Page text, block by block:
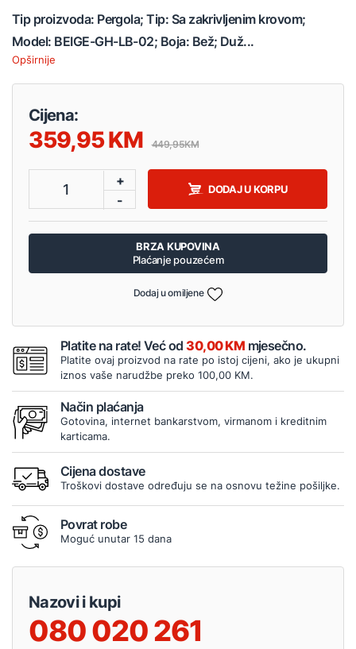
Tip proizvoda: Pergola; Tip: Sa zakrivljenim krovom;
Model: BEIGE-GH-LB-02; Boja: Bež; Duž...
Opširnije
Cijena:
359,95 449,95
1
+
-
DODAJ U KORPU
BRZA KUPOVINA
Plaćanje pouzećem
Dodaj u omiljene
Platite na rate! Već od30,00 KM mjesečno.
Platite ovaj proizvod na rate po istoj cijeni, ako je ukupni
iznos vaše narudžbe preko 100,00 KM.
Način plaćanja
Gotovina, internet bankarstvom, virmanom i kreditnim
karticama.
Cijena dostave
Troškovi dostave određuju se na osnovu težine pošiljke.
Povrat robe
Moguć unutar 15 dana
Nazovi i kupi
080 020 261